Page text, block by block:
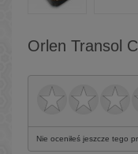
Orlen Transol
Nie oceniłeś jeszcze tego